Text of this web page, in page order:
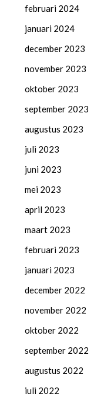
februari 2024
januari 2024
december 2023
november 2023
oktober 2023
september 2023
augustus 2023
juli 2023
juni 2023
mei 2023
april 2023
maart 2023
februari 2023
januari 2023
december 2022
november 2022
oktober 2022
september 2022
augustus 2022
juli 2022